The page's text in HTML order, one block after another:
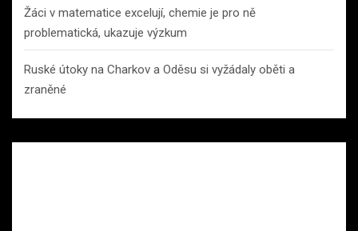
Žáci v matematice excelují, chemie je pro ně
problematická, ukazuje výzkum
Ruské útoky na Charkov a Oděsu si vyžádaly oběti a
zraněné